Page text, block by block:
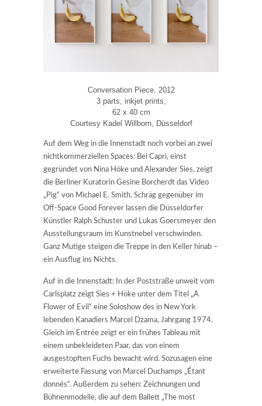
Conversation Piece, 2012
3 parts, inkjet prints,
62 x 40 cm
Courtesy Kadel Willborn, Düsseldorf
Auf dem Weg in die Innenstadt noch vorbei an zwei
nichtkommerziellen Spaces: Bei Capri, einst
gegründet von Nina Höke und Alexander Sies, zeigt
die Berliner Kuratorin Gesine Borcherdt das Video
„Pig“ von Michael E. Smith. Schräg gegenüber im
Off-Space Good Forever lassen die Düsseldorfer
Künstler Ralph Schuster und Lukas Goersmeyer den
Ausstellungsraum im Kunstnebel verschwinden.
Ganz Mutige steigen die Treppe in den Keller hinab –
ein Ausflug ins Nichts.
Auf in die Innenstadt: In der Poststraße unweit vom
Carlsplatz zeigt Sies + Höke unter dem Titel „A
Flower of Evil“ eine Soloshow des in New York
lebenden Kanadiers Marcel Dzama, Jahrgang 1974.
Gleich im Entrée zeigt er ein frühes Tableau mit
einem unbekleideten Paar, das von einem
ausgestopften Fuchs bewacht wird. Sozusagen eine
erweiterte Fassung von Marcel Duchamps „Étant
donnés“. Außerdem zu sehen: Zeichnungen und
Bühnenmodelle, die auf dem Ballett „The most